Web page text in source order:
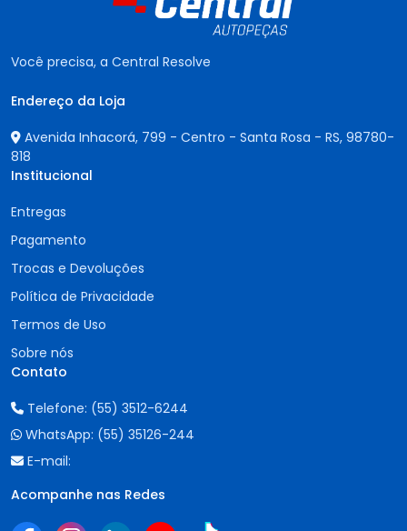
Você precisa, a Central Resolve
Endereço da Loja
Avenida Inhacorá, 799 - Centro - Santa Rosa - RS, 98780-
818
Institucional
Entregas
Pagamento
Trocas e Devoluções
Política de Privacidade
Termos de Uso
Sobre nós
Contato
Telefone: (55) 3512-6244
WhatsApp: (55) 35126-244
E-mail:
Acompanhe nas Redes